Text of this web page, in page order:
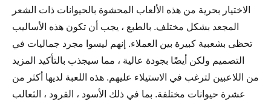
الاختيار بحرية من هذه الألعاب المحشوة بالحيوانات ذات الشعر
المجعد بشكل مختلف. بالطبع ، يجب أن تكون هذه الأساليب
تحظى بشعبية كبيرة بين العملاء. إنهم ليسوا مجرد جماليات في
التصميم ولكن أيضًا بجودة عالية ، مما سيجذب بالتأكيد المزيد
من اللاعبين لترغب في الاستيلاء عليهم. هذه اللعبة لديها أكثر من
عشرة حيوانات مختلفة. بما في ذلك الأسود ، القرود ، الثعالب